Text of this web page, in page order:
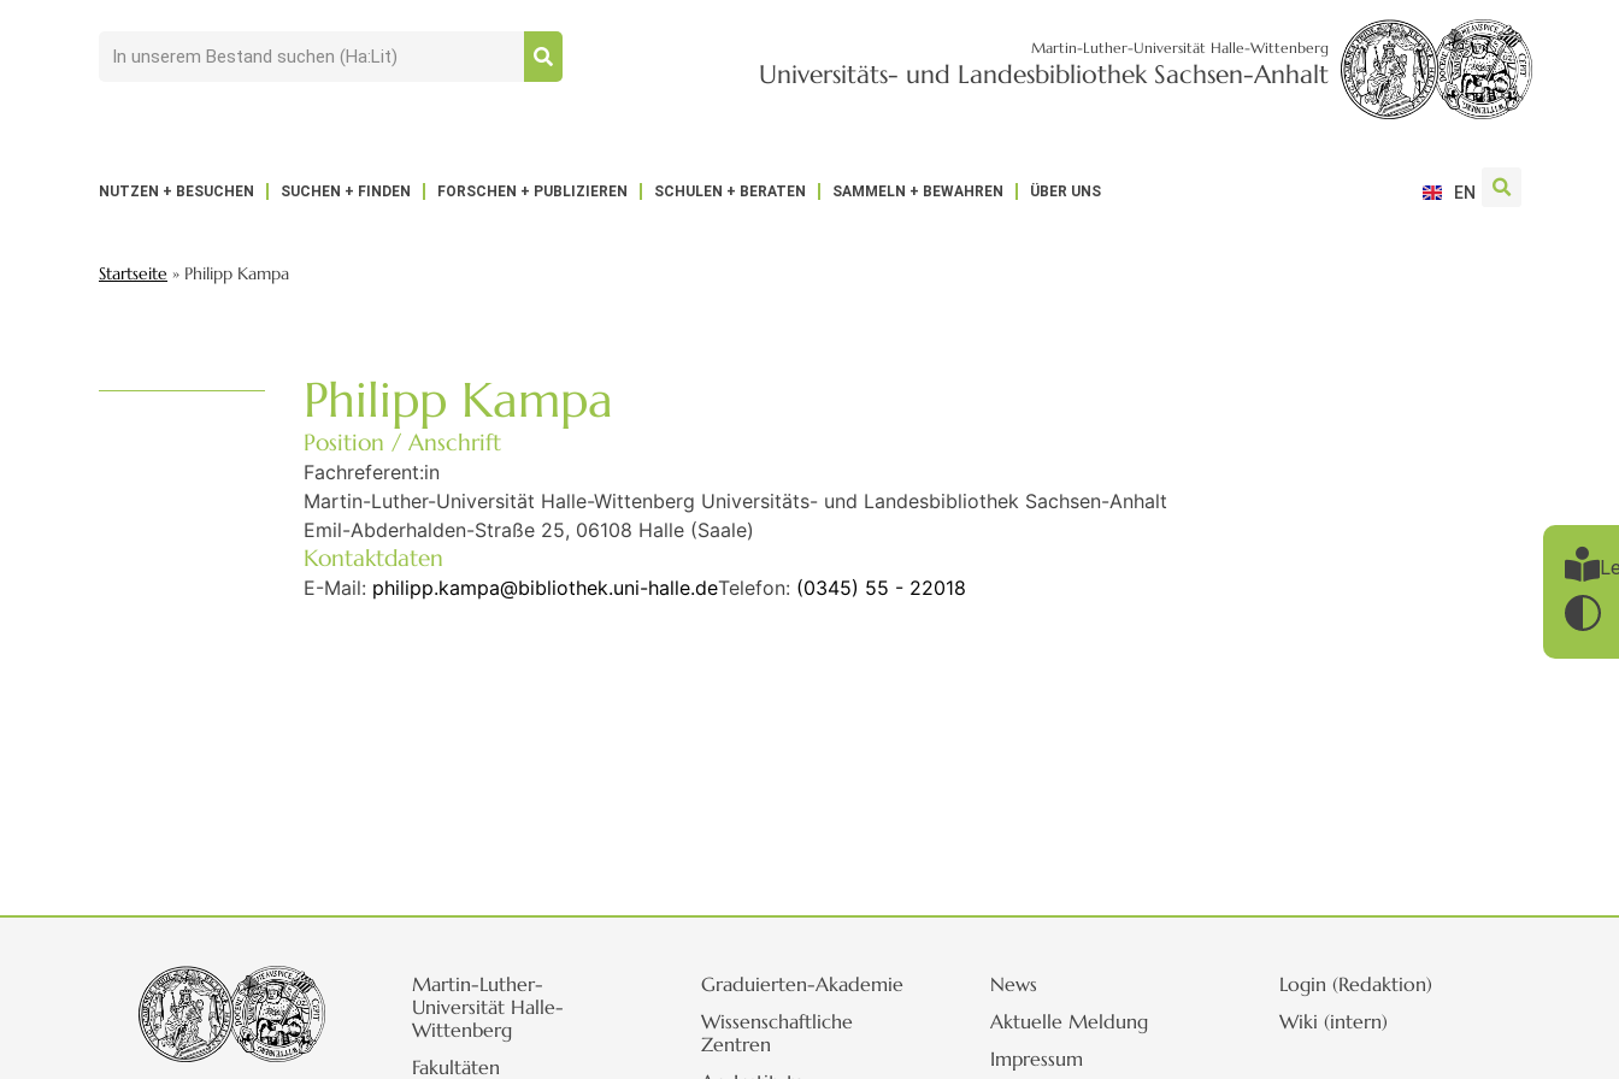
Martin-Luther-Universität Halle-Wittenberg
Universitäts- und Landesbibliothek Sachsen-Anhalt
NUTZEN + BESUCHEN SUCHEN + FINDEN FORSCHEN + PUBLIZIEREN SCHULEN + BERATEN SAMMELN + BEWAHREN ÜBER UNS EN
Startseite » Philipp Kampa
Philipp Kampa
Position / Anschrift
Fachreferent:in
Martin-Luther-Universität Halle-Wittenberg Universitäts- und Landesbibliothek Sachsen-Anhalt
Emil-Abderhalden-Straße 25, 06108 Halle (Saale)
Kontaktdaten
E-Mail: philipp.kampa@bibliothek.uni-halle.deTelefon: (0345) 55 - 22018
Martin-Luther-
Universität Halle-
Wittenberg
Fakultäten
Graduierten-Akademie
Wissenschaftliche
Zentren
News
Aktuelle Meldung
Impressum
Login (Redaktion)
Wiki (intern)